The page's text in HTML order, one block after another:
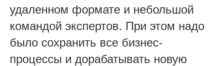
удаленном формате и небольшой
командой экспертов. При этом надо
было сохранить все бизнес-
процессы и дорабатывать новую